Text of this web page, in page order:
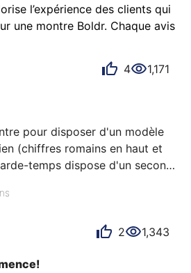
l’expérience des clients qui
une montre Boldr. Chaque avis
pour comprendre ce qui
yeux de ses possesseurs.
baroudeuse, d'autres
et chacun a des raisons
Boldr pour son confort, sa
son rapport qualité-prix.
4 1,171
pour disposer d'un modèle
(chiffres romains en haut et
temps dispose d'un second
sa complication GMT.
sont particulièrement
sa préhension est facilitée par
est recouverte. Le verre saphir
2 1,343